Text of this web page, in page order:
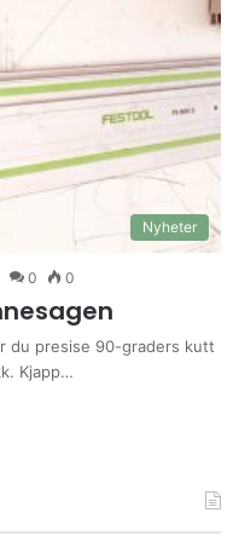
Nyheter
0 0
du presise 90-graders kutt
Kjapp…